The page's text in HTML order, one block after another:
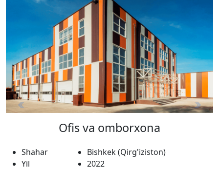
Ofis va omborxona
Shahar
Yil
Bishkek (Qirg'iziston)
2022
Previous Next